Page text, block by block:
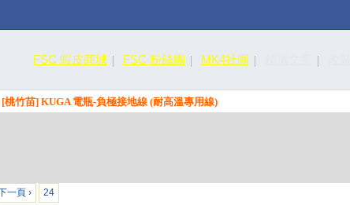
FSC 蝦皮商城 FSC 粉絲團 MK4社團
[桃竹苗] KUGA 電瓶-負極接地線 (耐高溫專用線)
一頁 › 24